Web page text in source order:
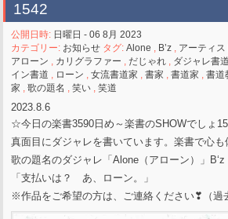
1542
公開日時: 日曜日 - 06 8月 2023
カテゴリー: お知らせ タグ:Alone , B’z , アーティス
アローン , カリグラファー , だじゃれ , ダジャレ書道
イン書道 , ローン ,女流書道家 ,書家 ,書道家 ,書道
家 ,歌の題名 ,笑い ,笑道
2023.8.6
☆今日の楽書3590日め～楽書のSHOWでしょ
真面目にダジャレを書いています。楽書で心も
歌の題名のダジャレ「Alone（アローン）」B‘z
「支払いは？ あ、ローン。」
※作品をご希望の方は、ご連絡ください❣（過